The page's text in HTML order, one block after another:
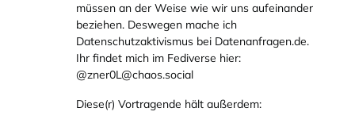
müssen an der Weise wie wir uns aufeinander
beziehen. Deswegen mache ich
Datenschutzaktivismus bei Datenanfragen.de.
Ihr findet mich im Fediverse hier:
@zner0L@chaos.social
Diese(r) Vortragende hält außerdem: